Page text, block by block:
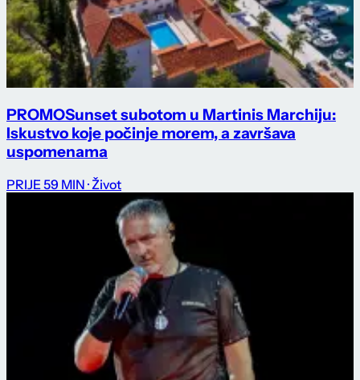
PROMOSunset subotom u Martinis Marchiju:
Iskustvo koje počinje morem, a završava
uspomenama
PRIJE 59 MIN · Život